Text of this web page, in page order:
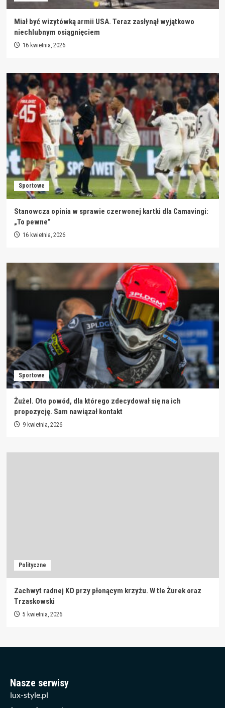
Miał być wizytówką armii USA. Teraz zasłynął wyjątkowo
niechlubnym osiągnięciem
16 kwietnia, 2026
Sportowe
Stanowcza opinia w sprawie czerwonej kartki dla Camavingi:
„To pewne”
16 kwietnia, 2026
Sportowe
Żużel. Oto powód, dla którego zdecydował się na ich
propozycję. Sam nawiązał kontakt
9 kwietnia, 2026
Polityczne
Zachwyt radnej KO przy płonącym krzyżu. W tle Żurek oraz
Trzaskowski
5 kwietnia, 2026
Nasze serwisy
lux-style.pl